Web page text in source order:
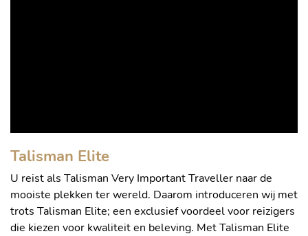
Talisman Elite
U reist als Talisman Very Important Traveller naar de
mooiste plekken ter wereld. Daarom introduceren wij met
trots Talisman Elite; een exclusief voordeel voor reizigers
die kiezen voor kwaliteit en beleving. Met Talisman Elite